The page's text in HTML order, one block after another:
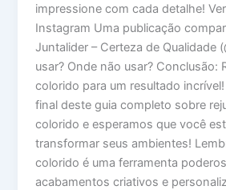
impressione com cada detalhe!
Instagram Uma publicação
Juntalider – Certeza de Qualidade
usar? Onde não usar? Conclusão:
colorido para um resultado
final deste guia completo sobre
colorido e esperamos que você
transformar seus ambientes!
colorido é uma ferramenta
acabamentos criativos e